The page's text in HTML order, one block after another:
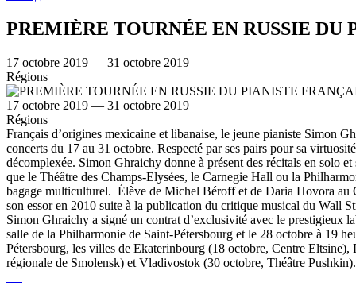
PREMIÈRE TOURNÉE EN RUSSIE
17 octobre 2019 — 31 octobre 2019
Régions
17 octobre 2019 — 31 octobre 2019
Régions
Français d’origines mexicaine et libanaise, le jeune pianiste Simon
concerts du 17 au 31 octobre. Respecté par ses pairs pour sa
décomplexée. Simon Ghraichy donne à présent des récitals en solo
que le Théâtre des Champs-Elysées, le Carnegie Hall ou la
bagage multiculturel. Élève de Michel Béroff et de Daria Hovora au
son essor en 2010 suite à la publication du critique musical du Wall
Simon Ghraichy a signé un contrat d’exclusivité avec le prestigieux
salle de la Philharmonie de Saint-Pétersbourg et le 28 octobre à 19
Pétersbourg, les villes de Ekaterinbourg (18 octobre, Centre
régionale de Smolensk) et Vladivostok (30 octobre, Théâtre Pushkin).